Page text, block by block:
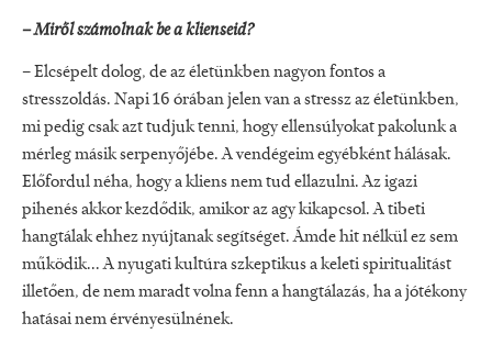
– Miről számolnak be a klienseid?
– Elcsépelt dolog, de az életünkben nagyon fontos a
stresszoldás. Napi 16 órában jelen van a stressz az életünkben,
mi pedig csak azt tudjuk tenni, hogy ellensúlyokat pakolunk a
mérleg másik serpenyőjébe. A vendégeim egyébként hálásak.
Előfordul néha, hogy a kliens nem tud ellazulni. Az igazi
pihenés akkor kezdődik, amikor az agy kikapcsol. A tibeti
hangtálak ehhez nyújtanak segítséget. Ámde hit nélkül ez sem
működik... A nyugati kultúra szkeptikus a keleti spiritualitást
illetően, de nem maradt volna fenn a hangtálazás, ha a jótékony
hatásai nem érvényesülnének.